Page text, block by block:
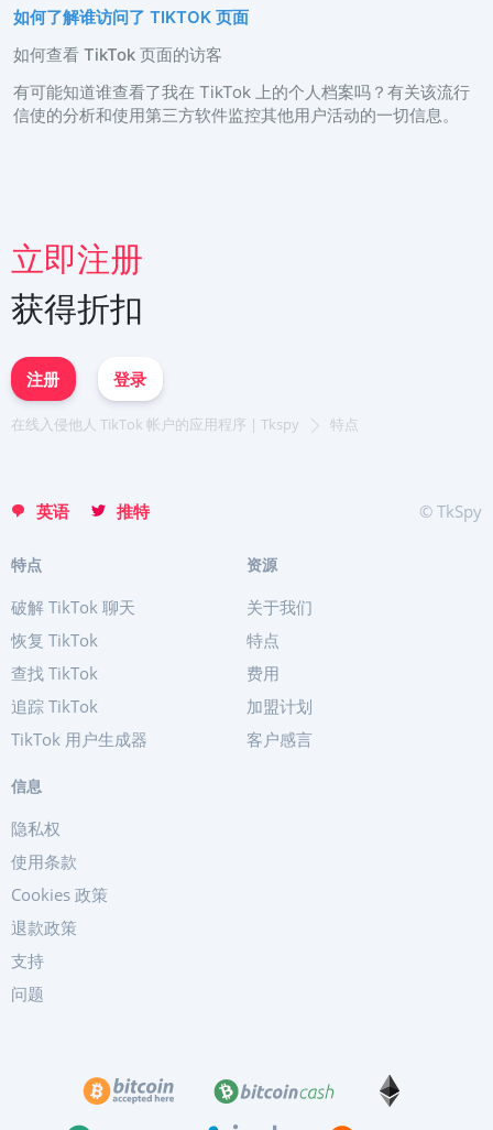
如何了解谁访问了 TIKTOK 页面
如何查看 TikTok 页面的访客
有可能知道谁查看了我在 TikTok 上的个人档案吗？有关该流行
信使的分析和使用第三方软件监控其他用户活动的一切信息。
立即注册
获得折扣
注册 登录
在线入侵他人 TikTok 帐户的应用程序 | Tkspy 特点
英语
立即注册
Español
English
Français
日本
Portuguese (Brazil)
Хинди हिन्दी
推特 © TkSpy
特点
破解 TikTok 聊天
恢复 TikTok
查找 TikTok
追踪 TikTok
TikTok 用户生成器
资源
关于我们
特点
费用
加盟计划
客户感言
信息
隐私权
使用条款
Cookies 政策
退款政策
支持
问题